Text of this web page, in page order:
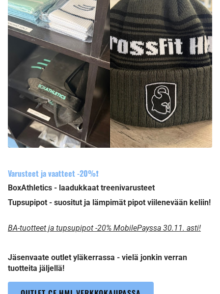
Varusteet ja vaatteet -20%❗
BoxAthletics - laadukkaat treenivarusteet
Tupsupipot - suositut ja lämpimät pipot viilenevään keliin!
BA-tuotteet ja tupsupipot -20% MobilePayssa 30.11. asti!
Jäsenvaate outlet yläkerrassa - vielä jonkin verran
tuotteita jäljellä!